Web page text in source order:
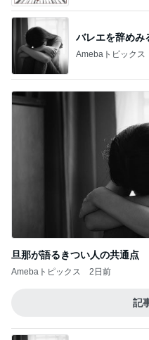
バレエを辞めみ
Amebaトピックス
旦那が語るきつい人の共通点
Amebaトピックス 2日前
記